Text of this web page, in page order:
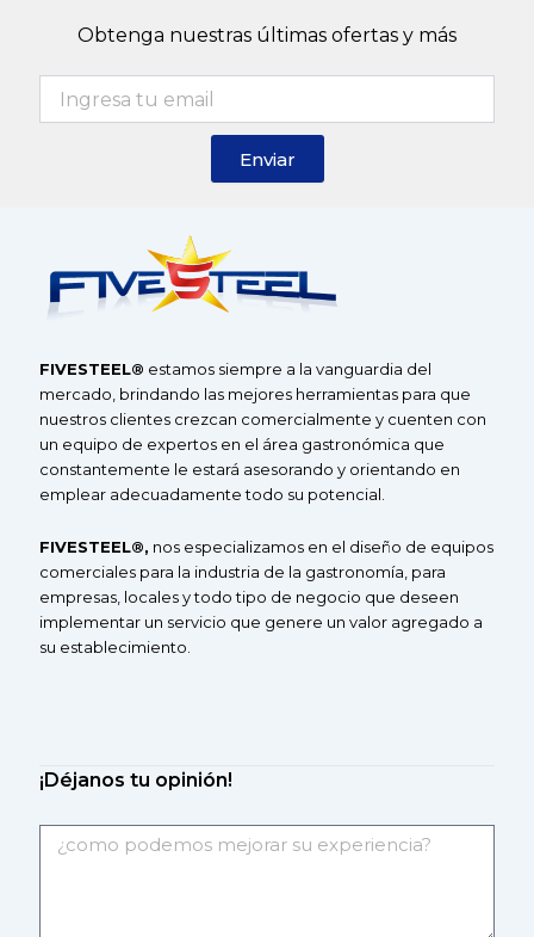
t
a
g
r
e
b
o
k
t
u
e
Obtenga nuestras últimas ofertas y más
Enviar
FIVESTEEL® estamos siempre a la vanguardia del
mercado, brindando las mejores herramientas para que
nuestros clientes crezcan comercialmente y cuenten con
un equipo de expertos en el área gastronómica que
constantemente le estará asesorando y orientando en
emplear adecuadamente todo su potencial.
FIVESTEEL®, nos especializamos en el diseño de equipos
comerciales para la industria de la gastronomía, para
empresas, locales y todo tipo de negocio que deseen
implementar un servicio que genere un valor agregado a
su establecimiento.
¡Déjanos tu opinión!